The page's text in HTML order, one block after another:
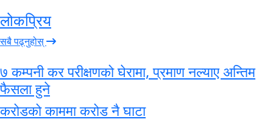
लोकप्रिय
सबै पढ्नुहोस्
७ कम्पनी कर परीक्षणको घेरामा, प्रमाण नल्याए अन्तिम
फैसला हुने
करोडको काममा करोड नै घाटा